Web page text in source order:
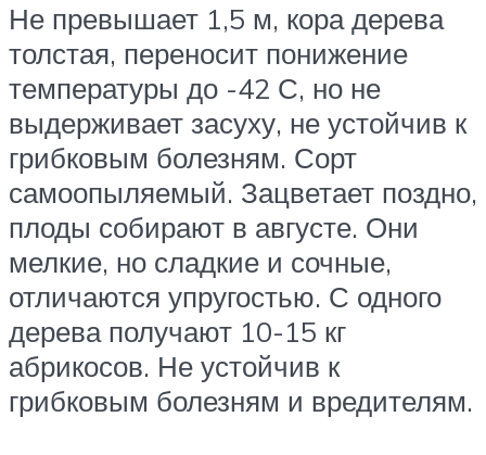
Не превышает 1,5 м, кора дерева
толстая, переносит понижение
температуры до -42 С, но не
выдерживает засуху, не устойчив к
грибковым болезням. Сорт
самоопыляемый. Зацветает поздно,
плоды собирают в августе. Они
мелкие, но сладкие и сочные,
отличаются упругостью. С одного
дерева получают 10-15 кг
абрикосов. Не устойчив к
грибковым болезням и вредителям.